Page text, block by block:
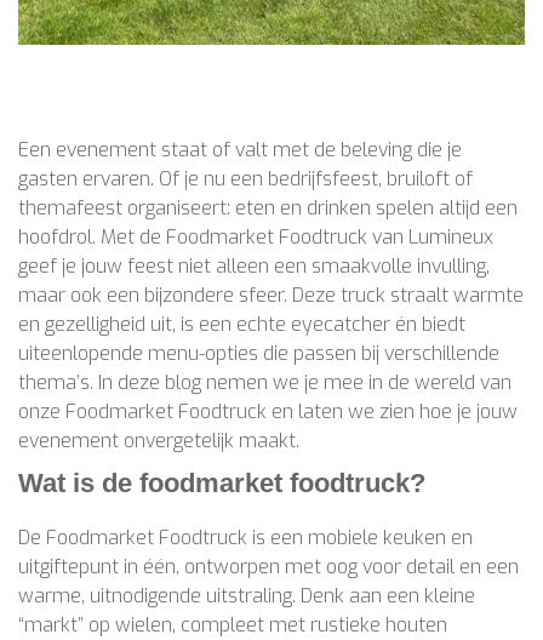
Een evenement staat of valt met de beleving die je
gasten ervaren. Of je nu een bedrijfsfeest, bruiloft of
themafeest organiseert: eten en drinken spelen altijd een
hoofdrol. Met de Foodmarket Foodtruck van Lumineux
geef je jouw feest niet alleen een smaakvolle invulling,
maar ook een bijzondere sfeer. Deze truck straalt warmte
en gezelligheid uit, is een echte eyecatcher én biedt
uiteenlopende menu-opties die passen bij verschillende
thema’s. In deze blog nemen we je mee in de wereld van
onze Foodmarket Foodtruck en laten we zien hoe je jouw
evenement onvergetelijk maakt.
Wat is de foodmarket foodtruck?
De Foodmarket Foodtruck is een mobiele keuken en
uitgiftepunt in één, ontworpen met oog voor detail en een
warme, uitnodigende uitstraling. Denk aan een kleine
“markt” op wielen, compleet met rustieke houten